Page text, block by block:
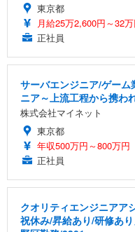
東京都
月給25万2,600円～32
正社員
サーバエンジニア/ゲー
ニア～上流工程から携わ
株式会社マイネット
東京都
年収500万円～800万円
正社員
クオリティエンジニアア
祝休み/昇給あり/研修あ